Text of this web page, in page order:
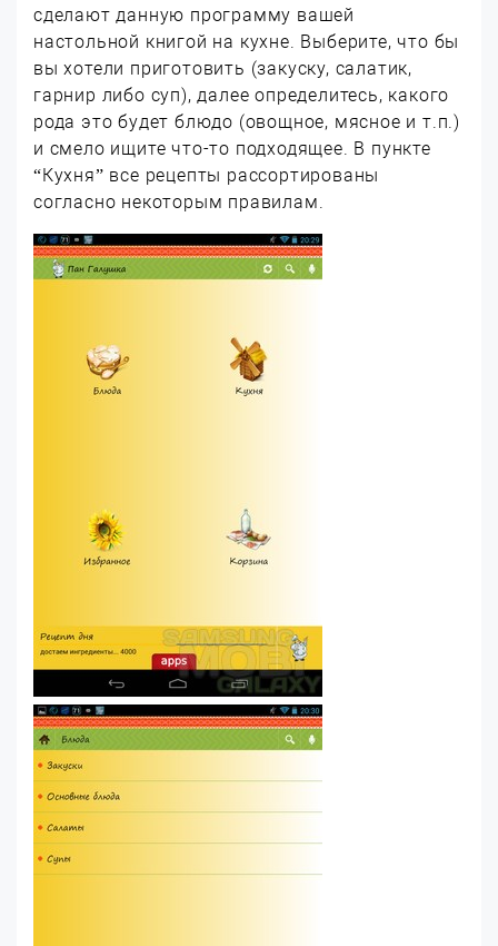
сделают данную программу вашей
настольной книгой на кухне. Выберите, что бы
вы хотели приготовить (закуску, салатик,
гарнир либо суп), далее определитесь, какого
рода это будет блюдо (овощное, мясное и т.п.)
и смело ищите что-то подходящее. В пункте
“Кухня” все рецепты рассортированы
согласно некоторым правилам.